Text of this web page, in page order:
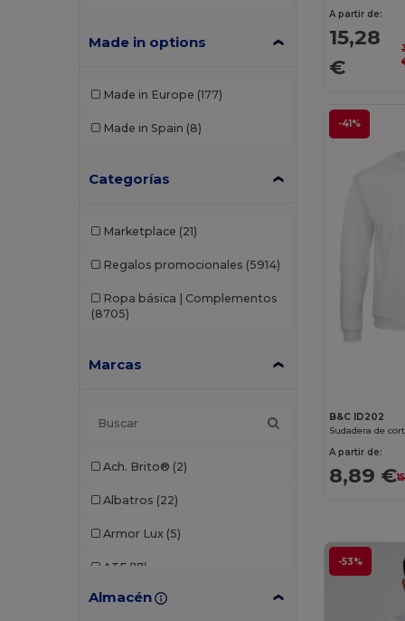
Made in options
Made in Europe (177)
Made in Spain (8)
Categorías
Marketplace (21)
Regalos promocionales (5914)
Ropa básica | Complementos
(8705)
Marcas
Ach. Brito® (2)
Albatros (22)
Armor Lux (5)
ATF (17)
Atlantis (102)
Almacén
A partir de:
15,28
€
-41%
B&C ID202
Sudadera de
A partir de:
8,89 €
-53%